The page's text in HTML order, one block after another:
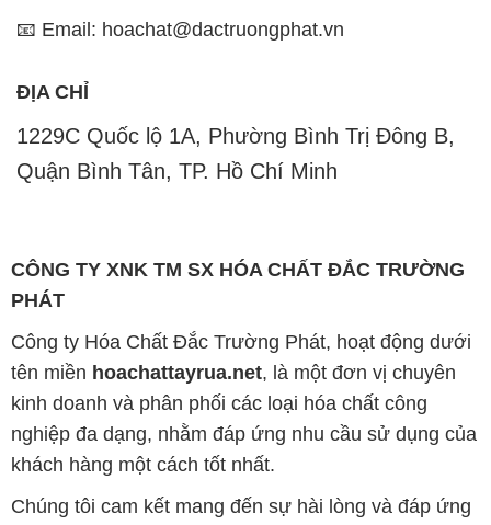
📧 Email: hoachat@dactruongphat.vn
ĐỊA CHỈ
1229C Quốc lộ 1A, Phường Bình Trị Đông B,
Quận Bình Tân, TP. Hồ Chí Minh
CÔNG TY XNK TM SX HÓA CHẤT ĐẮC TRƯỜNG
PHÁT
Công ty Hóa Chất Đắc Trường Phát, hoạt động dưới
tên miền hoachattayrua.net, là một đơn vị chuyên
kinh doanh và phân phối các loại hóa chất công
nghiệp đa dạng, nhằm đáp ứng nhu cầu sử dụng của
khách hàng một cách tốt nhất.
Chúng tôi cam kết mang đến sự hài lòng và đáp ứng